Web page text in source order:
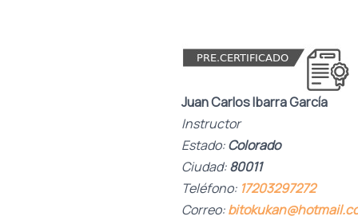
Juan Carlos Ibarra García
Instructor
Estado:Colorado
Ciudad:80011
Teléfono: 17203297272
Correo: